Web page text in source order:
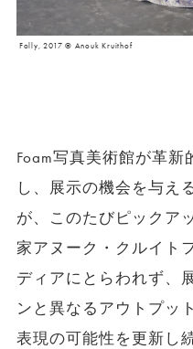
Folly, 2017 © Anouk Kruithof
Foam写真美術館が革新
し、展示の機会を与え
が、このたびピックア
家アヌーク・クルイト
ディアにとらわれず、
ンと異なるアウトプッ
表現の可能性を更新し